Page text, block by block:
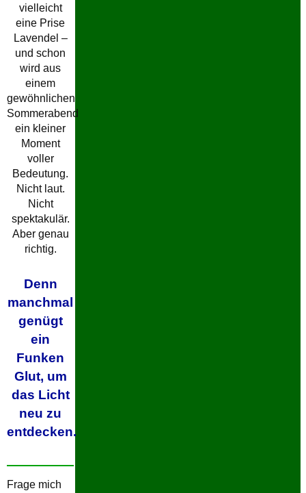
vielleicht
eine Prise
Lavendel –
und schon
wird aus
einem
gewöhnlichen
Sommerabend
ein kleiner
Moment
voller
Bedeutung.
Nicht laut.
Nicht
spektakulär.
Aber genau
richtig.
Denn
manchmal
genügt
ein
Funken
Glut, um
das Licht
neu zu
entdecken.
Frage mich